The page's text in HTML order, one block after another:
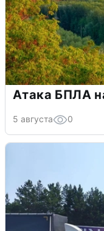
Атака БПЛА
5 августа 0